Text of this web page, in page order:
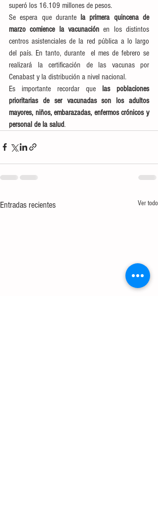
superó los 16.109 millones de pesos.
Se espera que durante la primera quincena de
marzo comience la vacunación en los distintos
centros asistenciales de la red pública a lo largo
del país. En tanto, durante  el mes de febrero se
realizará la certificación de las vacunas por
Cenabast y la distribución a nivel nacional.
Es importante recordar que las poblaciones
prioritarias de ser vacunadas son los adultos
mayores, niños, embarazadas, enfermos crónicos y
personal de la salud.
Entradas recientes Ver todo